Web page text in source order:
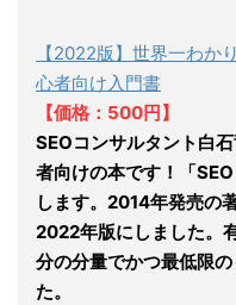
【2022版】世界一わか
心者向け入門書
【価格：500円】
SEOコンサルタント白
者向けの本です！「
します。2014年発売の
2022年版にしました。
分の分量でかつ最低限
た。